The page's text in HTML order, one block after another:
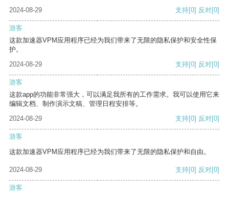
2024-08-29
支持[0] 反对[0]
游客
这款加速器VPM应用程序已经为我们带来了无限的隐私保护和安全性保
护。
2024-08-29
支持[0] 反对[0]
游客
这款app的功能非常强大，可以满足我所有的工作需求。我可以使用它来
编辑文档、制作演示文稿、管理日程安排等。
2024-08-29
支持[0] 反对[0]
游客
这款加速器VPM应用程序已经为我们带来了无限的隐私保护和自由。
2024-08-29 支持[0] 反对[0]
游客